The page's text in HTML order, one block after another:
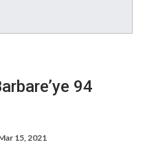
94
15, 2021